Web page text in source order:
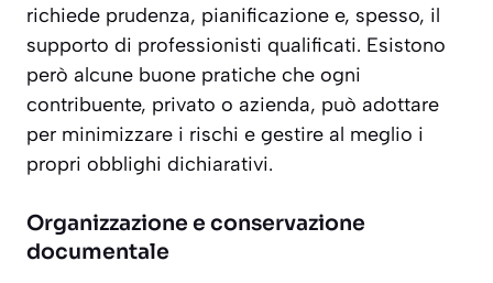
richiede prudenza, pianificazione e, spesso, il
supporto di professionisti qualificati. Esistono
però alcune buone pratiche che ogni
contribuente, privato o azienda, può adottare
per minimizzare i rischi e gestire al meglio i
propri obblighi dichiarativi.
Organizzazione e conservazione
documentale